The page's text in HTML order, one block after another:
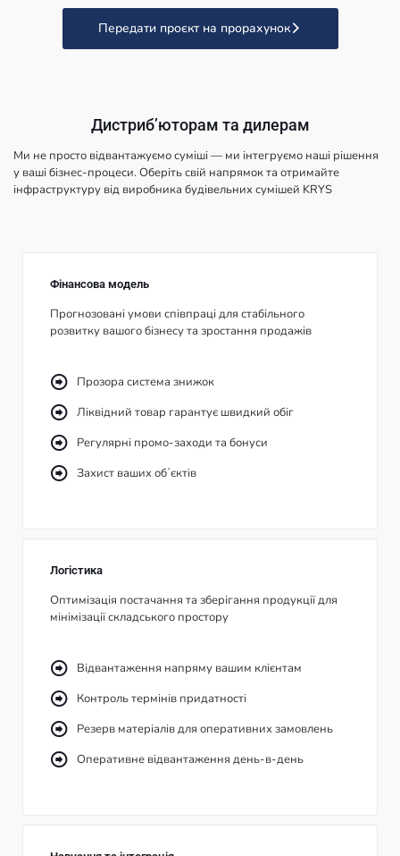
Передати проєкт на прорахунок
Дистрибʼюторам та дилерам
Ми не просто відвантажуємо суміші — ми інтегруємо наші рішення
у ваші бізнес-процеси. Оберіть свій напрямок та отримайте
інфраструктуру від виробника будівельних сумішей KRYS
Фінансова модель
Прогнозовані умови співпраці для стабільного
розвитку вашого бізнесу та зростання продажів
Прозора система знижок
Ліквідний товар гарантує швидкий обіг
Регулярні промо-заходи та бонуси
Захист ваших обʼєктів
Логістика
Оптимізація постачання та зберігання продукції для
мінімізації складського простору
Відвантаження напряму вашим клієнтам
Контроль термінів придатності
Резерв матеріалів для оперативних замовлень
Оперативне відвантаження день-в-день